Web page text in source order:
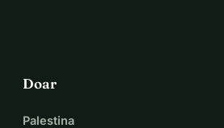
Doar
Palestina